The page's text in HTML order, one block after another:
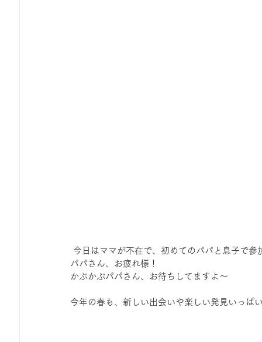
今日はママが不在で、初めてのパパと息子で参
パパさん、お疲れ様！
かぷかぷパパさん、お待ちしてますよ～
今年の春も、新しい出会いや楽しい発見いっぱ